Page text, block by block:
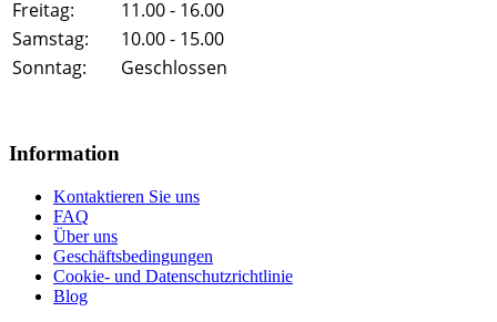
Freitag:
11.00 - 16.00
Samstag:
10.00 - 15.00
Sonntag:
Geschlossen
Information
Kontaktieren Sie uns
FAQ
Über uns
Geschäftsbedingungen
Cookie- und Datenschutzrichtlinie
Blog